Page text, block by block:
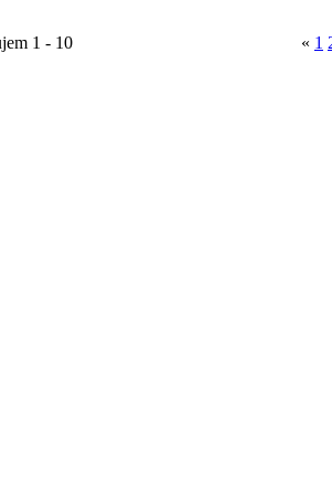
1 - 10 « 1